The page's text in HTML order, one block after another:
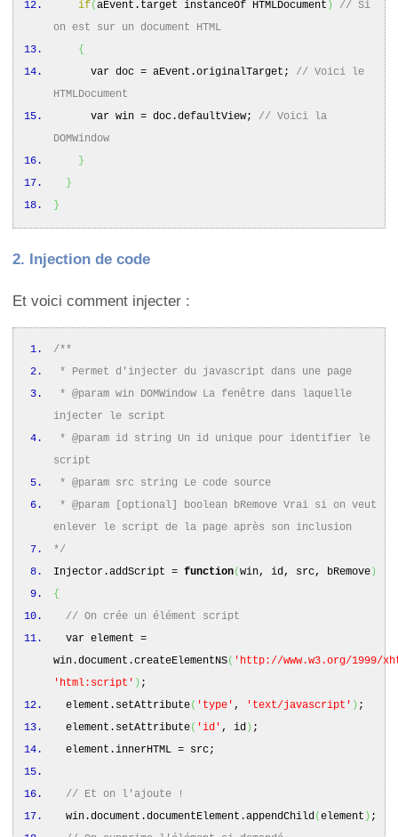
if(aEvent. target instanceOf HTMLDocument )
// Si
on est sur un document HTML
{
var doc = aEvent.originalTarget ; // Voici le
HTMLDocument
var win = doc.defaultView; // Voici la
DOMWindow
}
}
}
2. Injection de code
Et voici comment injecter :
/**
* Permet d'injecter du javascript dans une page
* @param win DOMWindow La fenêtre dans laquelle
injecter le script
* @param id string Un id unique pour identifier le
script
* @param src string Le code source
* @param [optional] boolean bRemove Vrai si on veut
enlever le script de la page après son inclusion
*/
Injector.addScript = function(win, id, src, bRemove )
{
// On crée un élément script
var element =
win.document .createElementNS( 'http://www.w3.org/1999/
'html:script' ) ;
element. setAttribute( 'type' , 'text/javascript' ) ;
element. setAttribute( 'id' , id ) ;
element.innerHTML = src;
// Et on l'ajoute !
win.document .documentElement .appendChild(element ) ;